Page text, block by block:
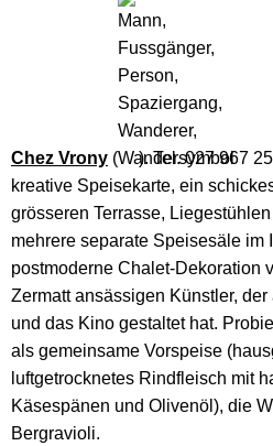
Chez Vrony (
). Tel. 027 967
kreative Speisekarte, ein
grösseren Terrasse,
mehrere separate Speisesäle im
postmoderne Chalet-Dekoration
Zermatt ansässigen Künstler,
und das Kino gestaltet hat.
als gemeinsame Vorspeise
luftgetrocknetes Rindfleisch mit
Käsespänen und Olivenöl), die
Bergravioli.